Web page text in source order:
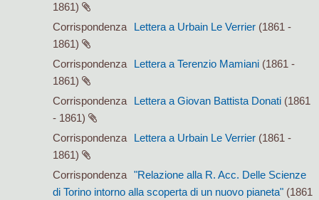
1861)
Corrispondenza
Lettera a Urbain Le Verrier (1861 -
1861)
Corrispondenza
Lettera a Terenzio Mamiani (1861 -
1861)
Corrispondenza
Lettera a Giovan Battista Donati (1861
- 1861)
Corrispondenza
Lettera a Urbain Le Verrier (1861 -
1861)
Corrispondenza
"Relazione alla R. Acc. Delle Scienze
di Torino intorno alla scoperta di un nuovo pianeta" (1861